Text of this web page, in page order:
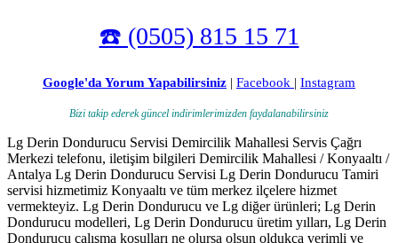
☎️ (0505) 815 15 71
Google'da Yorum Yapabilirsiniz | Facebook | Instagram
Bizi takip ederek güncel indirimlerimizden faydalanabilirsiniz
Lg Derin Dondurucu Servisi Demircilik Mahallesi Servis Çağrı
Merkezi telefonu, iletişim bilgileri Demircilik Mahallesi / Konyaaltı /
Antalya Lg Derin Dondurucu Servisi Lg Derin Dondurucu Tamiri
servisi hizmetimiz Konyaaltı ve tüm merkez ilçelere hizmet
vermekteyiz. Lg Derin Dondurucu ve Lg diğer ürünleri; Lg Derin
Dondurucu modelleri, Lg Derin Dondurucu üretim yılları, Lg Derin
Dondurucu çalışma koşulları ne olursa olsun oldukça verimli ve